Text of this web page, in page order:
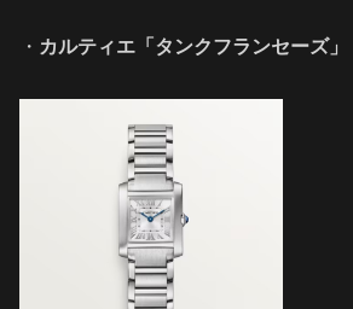
・ カルティエ「タンクフランセーズ」